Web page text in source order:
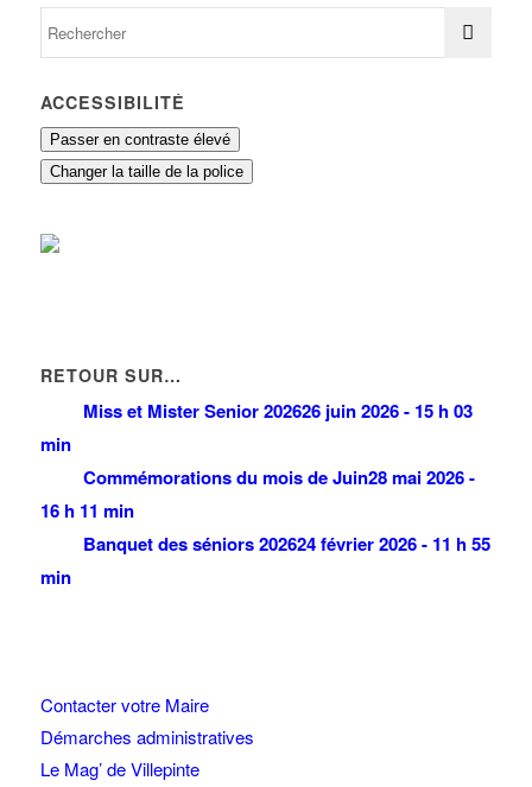
ACCESSIBILITÉ
Passer en contraste élevé
Changer la taille de la police
RETOUR SUR…
Miss et Mister Senior 202626 juin 2026 - 15 h 03
min
Commémorations du mois de Juin28 mai 2026 -
16 h 11 min
Banquet des séniors 202624 février 2026 - 11 h 55
min
Contacter votre Maire
Démarches administratives
Le Mag’ de Villepinte